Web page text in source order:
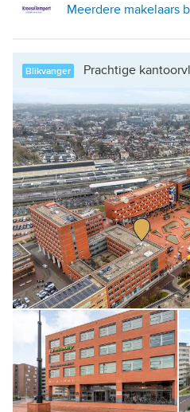
Meerdere makelaars
Blikvanger Prachtige